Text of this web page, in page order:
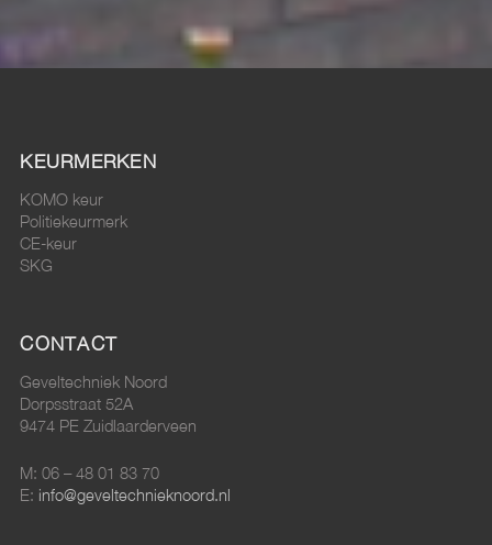
KEURMERKEN
KOMO keur
Politiekeurmerk
CE-keur
SKG
CONTACT
Geveltechniek Noord
Dorpsstraat 52A
9474 PE Zuidlaarderveen
M: 06 – 48 01 83 70
E: info@geveltechnieknoord.nl